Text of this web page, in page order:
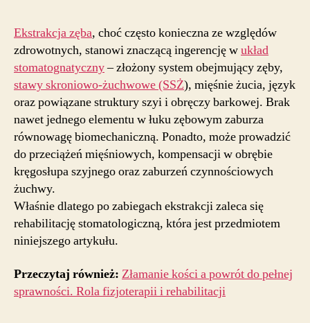
Ekstrakcja zęba, choć często konieczna ze względów
zdrowotnych, stanowi znaczącą ingerencję wukład
stomatognatyczny– złożony system obejmujący zęby,
stawy skroniowo-żuchwowe (SSŻ), mięśnie żucia, język
oraz powiązane struktury szyi i obręczy barkowej. Brak
nawet jednego elementu w łuku zębowym zaburza
równowagę biomechaniczną. Ponadto, może prowadzić
do przeciążeń mięśniowych, kompensacji w obrębie
kręgosłupa szyjnego oraz zaburzeń czynnościowych
żuchwy.
Właśnie dlatego po zabiegach ekstrakcji zaleca się
rehabilitację stomatologiczną, która jest przedmiotem
niniejszego artykułu.
Przeczytaj również: Złamanie kości a powrót do pełnej
sprawności. Rola fizjoterapii i rehabilitacji